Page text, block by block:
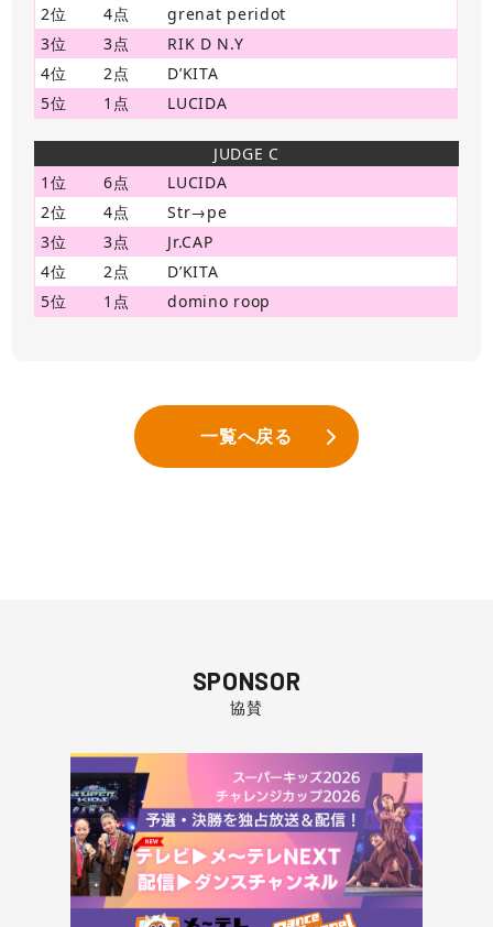
2位
4点
grenat peridot
3位
3点
RIK D N.Y
4位
2点
D’KITA
5位
1点 LUCIDA
JUDGE C
1位
6点
LUCIDA
2位
4点
Str→pe
3位
3点
Jr.CAP
4位
2点
D’KITA
5位
1点 domino roop
一覧へ戻る
SPONSOR
協賛